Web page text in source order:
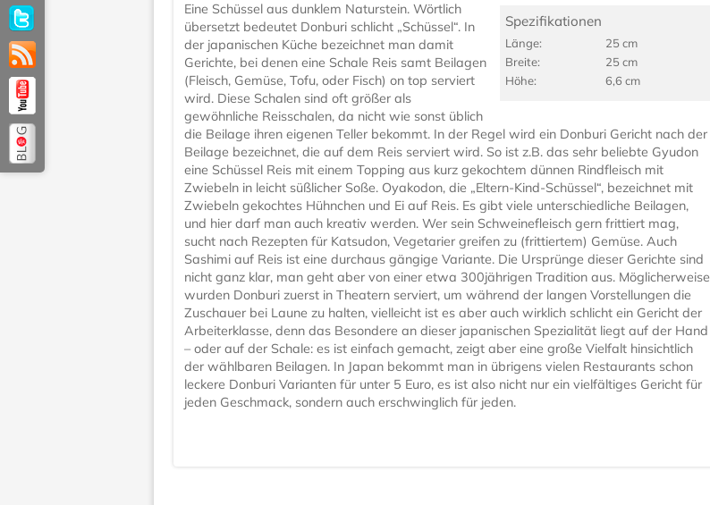
Spezifikationen
Länge:
25 cm
Breite:
25 cm
Höhe:
6,6 cm
Eine Schüssel aus dunklem Naturstein. Wörtlich
übersetzt bedeutet Donburi schlicht „Schüssel“. In
der japanischen Küche bezeichnet man damit
Gerichte, bei denen eine Schale Reis samt Beilagen
(Fleisch, Gemüse, Tofu, oder Fisch) on top serviert
wird. Diese Schalen sind oft größer als
gewöhnliche Reisschalen, da nicht wie sonst üblich
die Beilage ihren eigenen Teller bekommt. In der Regel wird ein Donburi Gericht nach der
Beilage bezeichnet, die auf dem Reis serviert wird. So ist z.B. das sehr beliebte Gyudon
eine Schüssel Reis mit einem Topping aus kurz gekochtem dünnen Rindfleisch mit
Zwiebeln in leicht süßlicher Soße. Oyakodon, die „Eltern-Kind-Schüssel“, bezeichnet mit
Zwiebeln gekochtes Hühnchen und Ei auf Reis. Es gibt viele unterschiedliche Beilagen,
und hier darf man auch kreativ werden. Wer sein Schweinefleisch gern frittiert mag,
sucht nach Rezepten für Katsudon, Vegetarier greifen zu (frittiertem) Gemüse. Auch
Sashimi auf Reis ist eine durchaus gängige Variante. Die Ursprünge dieser Gerichte sind
nicht ganz klar, man geht aber von einer etwa 300jährigen Tradition aus. Möglicherweise
wurden Donburi zuerst in Theatern serviert, um während der langen Vorstellungen die
Zuschauer bei Laune zu halten, vielleicht ist es aber auch wirklich schlicht ein Gericht der
Arbeiterklasse, denn das Besondere an dieser japanischen Spezialität liegt auf der Hand
– oder auf der Schale: es ist einfach gemacht, zeigt aber eine große Vielfalt hinsichtlich
der wählbaren Beilagen. In Japan bekommt man in übrigens vielen Restaurants schon
leckere Donburi Varianten für unter 5 Euro, es ist also nicht nur ein vielfältiges Gericht für
jeden Geschmack, sondern auch erschwinglich für jeden.